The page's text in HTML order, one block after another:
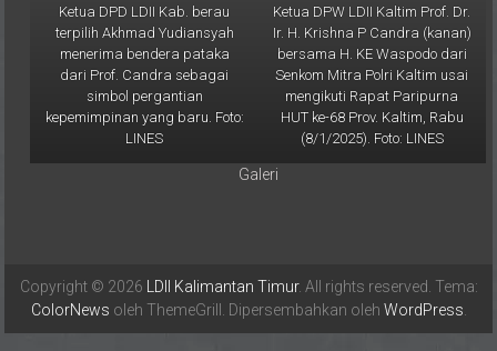
Ketua DPD LDII Kab. berau
terpilih Akhmad Yudiansyah
menerima bendera pataka
dari Prof. Candra sebagai
simbol pergantian
kepemimpinan yang baru. Foto:
LINES
Ketua DPW LDII Kaltim Prof. Dr.
Ir. H. Krishna P Candra (kanan)
bersama H. KE Waspodo dari
Senkom Mitra Polri Kaltim usai
mengikuti Rapat Paripurna
HUT ke-68 Prov. Kaltim, Rabu
(8/1/2025). Foto: LINES
Galeri
Copyright © 2026 LDII Kalimantan Timur. All rights reserved. Tema:
ColorNews oleh ThemeGrill. Dipersembahkan oleh WordPress